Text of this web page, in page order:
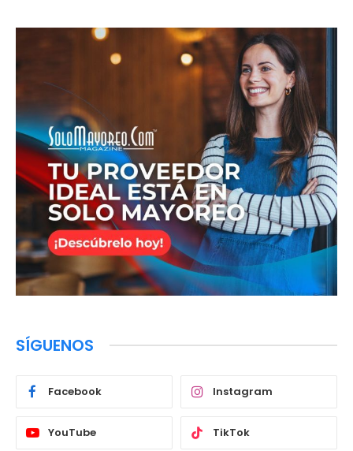
SÍGUENOS
Facebook Instagram
YouTube TikTok